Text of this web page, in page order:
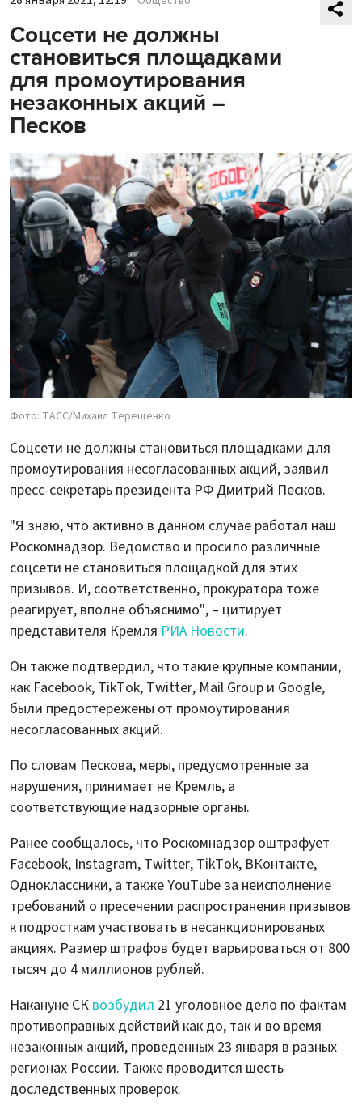
Соцсети не должны
становиться площадками
для промоутирования
незаконных акций –
Песков
Фото: ТАСС/Михаил Терещенко
Соцсети не должны становиться площадками для
промоутирования несогласованных акций, заявил
пресс-секретарь президента РФ Дмитрий Песков.
"Я знаю, что активно в данном случае работал наш
Роскомнадзор. Ведомство и просило различные
соцсети не становиться площадкой для этих
призывов. И, соответственно, прокуратора тоже
реагирует, вполне объяснимо", – цитирует
представителя Кремля РИА Новости.
Он также подтвердил, что такие крупные компании,
как Facebook, TikTok, Twitter, Mail Group и Google,
были предостережены от промоутирования
несогласованных акций.
По словам Пескова, меры, предусмотренные за
нарушения, принимает не Кремль, а
соответствующие надзорные органы.
Ранее сообщалось, что Роскомнадзор оштрафует
Facebook, Instagram, Twitter, TikTok, ВКонтакте,
Одноклассники, а также YouTube за неисполнение
требований о пресечении распространения призывов
к подросткам участвовать в несанкционированых
акциях. Размер штрафов будет варьироваться от 800
тысяч до 4 миллионов рублей.
Накануне СК возбудил 21 уголовное дело по фактам
противоправных действий как до, так и во время
незаконных акций, проведенных 23 января в разных
регионах России. Также проводится шесть
доследственных проверок.